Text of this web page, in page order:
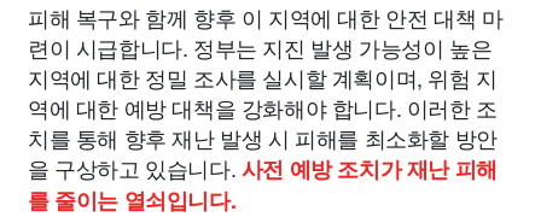
피해 복구와 함께 향후 이 지역에 대한 안전 대책 마
련이 시급합니다. 정부는 지진 발생 가능성이 높은
지역에 대한 정밀 조사를 실시할 계획이며, 위험 지
역에 대한 예방 대책을 강화해야 합니다. 이러한 조
치를 통해 향후 재난 발생 시 피해를 최소화할 방안
을 구상하고 있습니다.사전 예방 조치가 재난 피해
를 줄이는 열쇠입니다.